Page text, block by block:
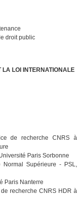
droit public
LOI INTERNATIONALE
de recherche CNRS à
Paris Sorbonne
Supérieure - PSL,
Paris Nanterre
recherche CNRS HDR à